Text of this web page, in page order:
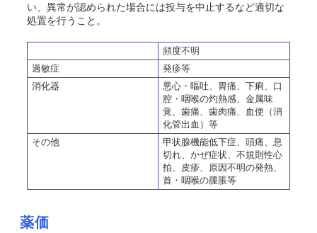
い、異常が認められた場合には投与を中止するなど適切な
処置を行うこと。
頻度不明
過敏症
発疹等
消化器
悪心・嘔吐、胃痛、下痢、口
腔・咽喉の灼熱感、金属味
覚、歯痛、歯肉痛、血便（消
化管出血）等
その他
甲状腺機能低下症、頭痛、息
切れ、かぜ症状、不規則性心
拍、皮疹、原因不明の発熱、
首・咽喉の腫脹等
薬価